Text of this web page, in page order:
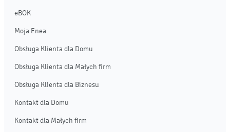
eBOK
Moja Enea
Obsługa Klienta dla Domu
Obsługa Klienta dla Małych firm
Obsługa Klienta dla Biznesu
Kontakt dla Domu
Kontakt dla Małych firm